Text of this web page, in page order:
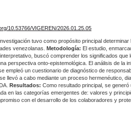
10.53766/VIGEREN/2026.01.25.05
tuvo como propósito principal
venezolanas. Metodología: El estudio,
buscó comprender los significados
perspectiva onto-epistemológica. El análisis de la
empleó un cuestionario de diagnóstico de
llevó a cabo mediante un proceso hermenéutico,
Resultados: Como resultado principal, se
en las categorías emergentes de: valores y
con el desarrollo de los colaboradores y